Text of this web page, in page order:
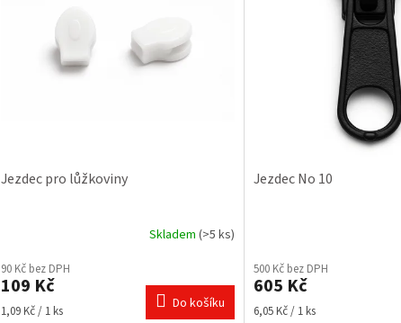
Jezdec pro lůžkoviny
produktu
je
5,0
Skladem (>5 ks)
90 Kč bez DPH
109 Kč
Měrná
1,09 Kč / 1 ks Do košíku
Jezdec No 10
500 Kč bez DPH
605 Kč
Měrná
6,05 Kč / 1 ks